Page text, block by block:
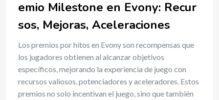
emio Milestone en Evony: Recur
sos, Mejoras, Aceleraciones
Los premios por hitos en Evony son recompensas que
los jugadores obtienen al alcanzar objetivos
específicos, mejorando la experiencia de juego con
recursos valiosos, potenciadores y aceleradores. Estos
premios no solo incentivan el juego, sino que también